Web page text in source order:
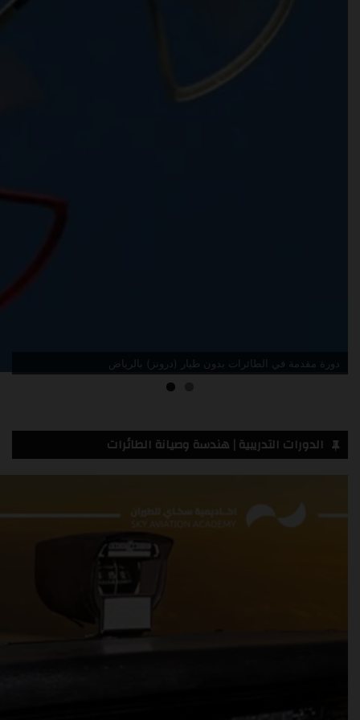
دورة مقدمة في الطائرات بدون طيار (درونز) جدة
الدورات التدريبية | هندسة وصيانة الطائرات